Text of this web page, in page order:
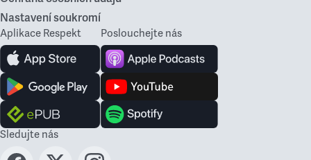
Nastavení soukromí
Aplikace Respekt Poslouchejte nás
Sledujte nás